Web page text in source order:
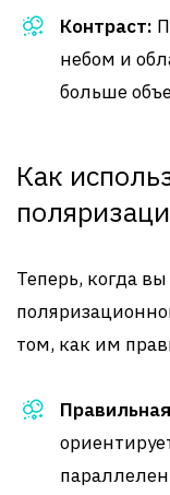
Контраст:
небом и
больше
Как
Теперь, когда вы
том, как им